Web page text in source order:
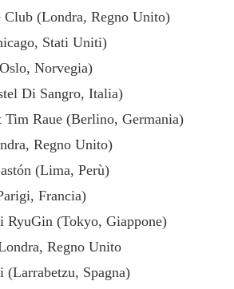
Club (Londra, Regno Unito)
Stati Uniti)
Norvegia)
Di Sangro, Italia)
Tim Raue (Berlino, Germania)
Regno Unito)
(Lima, Perù)
Francia)
RyuGin (Tokyo, Giappone)
Regno Unito
(Larrabetzu, Spagna)